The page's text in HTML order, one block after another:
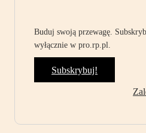
Buduj swoją przewagę.
wyłącznie w pro.rp.pl.
Subskrybuj!